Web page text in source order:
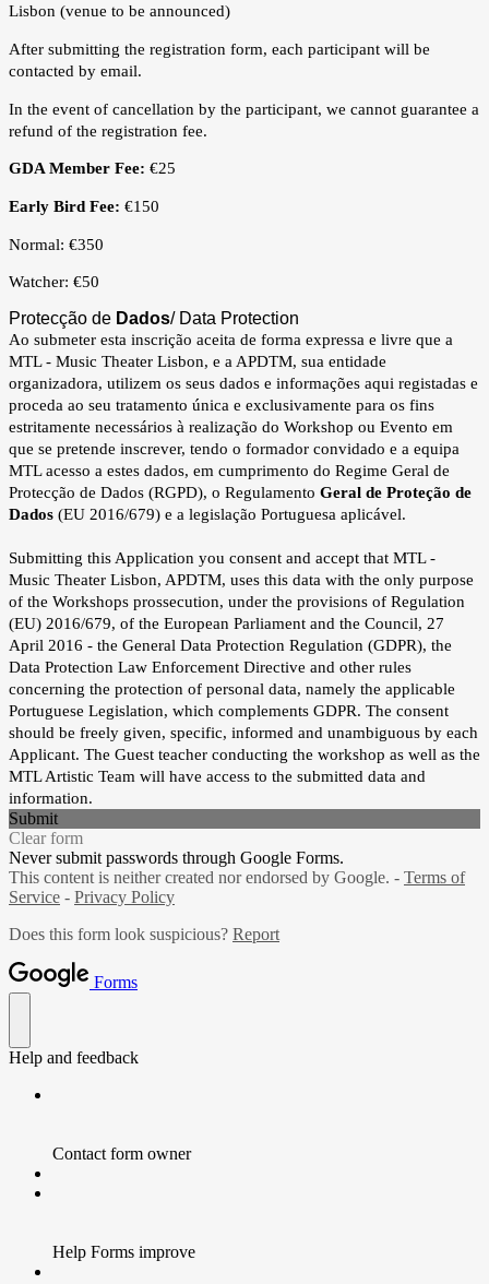
Lisbon (venue to be announced)
After submitting the registration form, each participant will be
contacted by email.
In the event of cancellation by the participant, we cannot guarantee a
refund of the registration fee.
GDA Member Fee: €25
Early Bird Fee: €150
Normal: €350
Watcher: €50
Protecção de Dados/ Data Protection
Ao submeter esta inscrição aceita de forma expressa e livre que a
MTL - Music Theater Lisbon, e a APDTM, sua entidade
organizadora, utilizem os seus dados e informações aqui registadas e
proceda ao seu tratamento única e exclusivamente para os fins
estritamente necessários à realização do Workshop ou Evento em
que se pretende inscrever, tendo o formador convidado e a equipa
MTL acesso a estes dados, em cumprimento do Regime Geral de
Protecção de Dados (RGPD), o Regulamento Geral de Proteção de
Dados (EU 2016/679) e a legislação Portuguesa aplicável.
Submitting this Application you consent and accept that MTL -
Music Theater Lisbon, APDTM, uses this data with the only purpose
of the Workshops prossecution, under the provisions of Regulation
(EU) 2016/679, of the European Parliament and the Council, 27
April 2016 - the General Data Protection Regulation (GDPR), the
Data Protection Law Enforcement Directive and other rules
concerning the protection of personal data, namely the applicable
Portuguese Legislation, which complements GDPR. The consent
should be freely given, specific, informed and unambiguous by each
Applicant. The Guest teacher conducting the workshop as well as the
MTL Artistic Team will have access to the submitted data and
information.
Submit
Clear form
Never submit passwords through Google Forms.
This content is neither created nor endorsed by Google. - Terms of
Service - Privacy Policy
Does this form look suspicious? Report
Forms
Help and feedback
Contact form owner
Help Forms improve